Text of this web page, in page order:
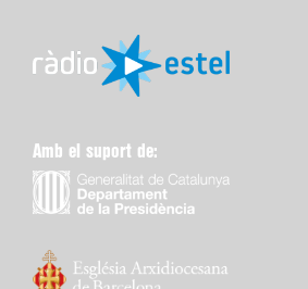
Amb el suport de: